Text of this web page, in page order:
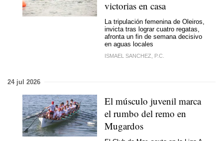
victorias en casa
La tripulación femenina de Oleiros,
invicta tras lograr cuatro regatas,
afronta un fin de semana decisivo
en aguas locales
ISMAEL SANCHEZ, P.C.
24 jul 2026
El músculo juvenil marca
el rumbo del remo en
Mugardos